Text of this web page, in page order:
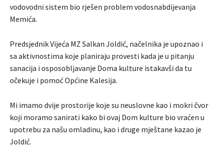
vodovodni sistem bio rješen problem vodosnabdijevanja
Memića.
Predsjednik Vijeća MZ Salkan Joldić, načelnika je upoznao i
sa aktivnostima koje planiraju provesti kada je u pitanju
sanacija i osposobljavanje Doma kulture istakavši da tu
očekuje i pomoć Općine Kalesija.
Mi imamo dvije prostorije koje su neuslovne kao i mokri čvor
koji moramo sanirati kako bi ovaj Dom kulture bio vraćen u
upotrebu za našu omladinu, kao i druge mještane kazao je
Joldić.